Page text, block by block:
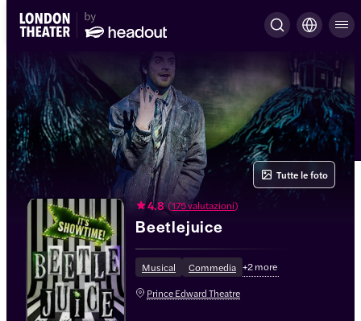
4.8 (175 valutazioni)
Beetlejuice
Musical Commedia +2more
Prince Edward Theatre
Tutte le foto